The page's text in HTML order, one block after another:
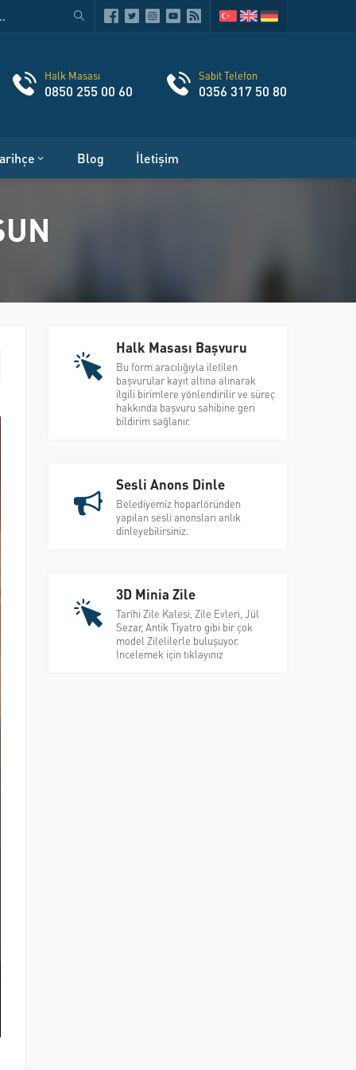
Halk Masası
0850 255 00 60
Sabit Telefon
0356 317 50 80
Blog İletişim
Halk Masası Başvuru
Bu form aracılığıyla iletilen
başvurular kayıt altına alınarak
ilgili birimlere yönlendirilir ve süreç
hakkında başvuru sahibine geri
bildirim sağlanır.
Sesli Anons Dinle
Belediyemiz hoparlöründen
yapılan sesli anonsları anlık
dinleyebilirsiniz.
3D Minia Zile
Tarihi Zile Kalesi, Zile Evleri, Jül
Sezar, Antik Tiyatro gibi bir çok
model Zilelilerle buluşuyor.
İncelemek için tıklayınız